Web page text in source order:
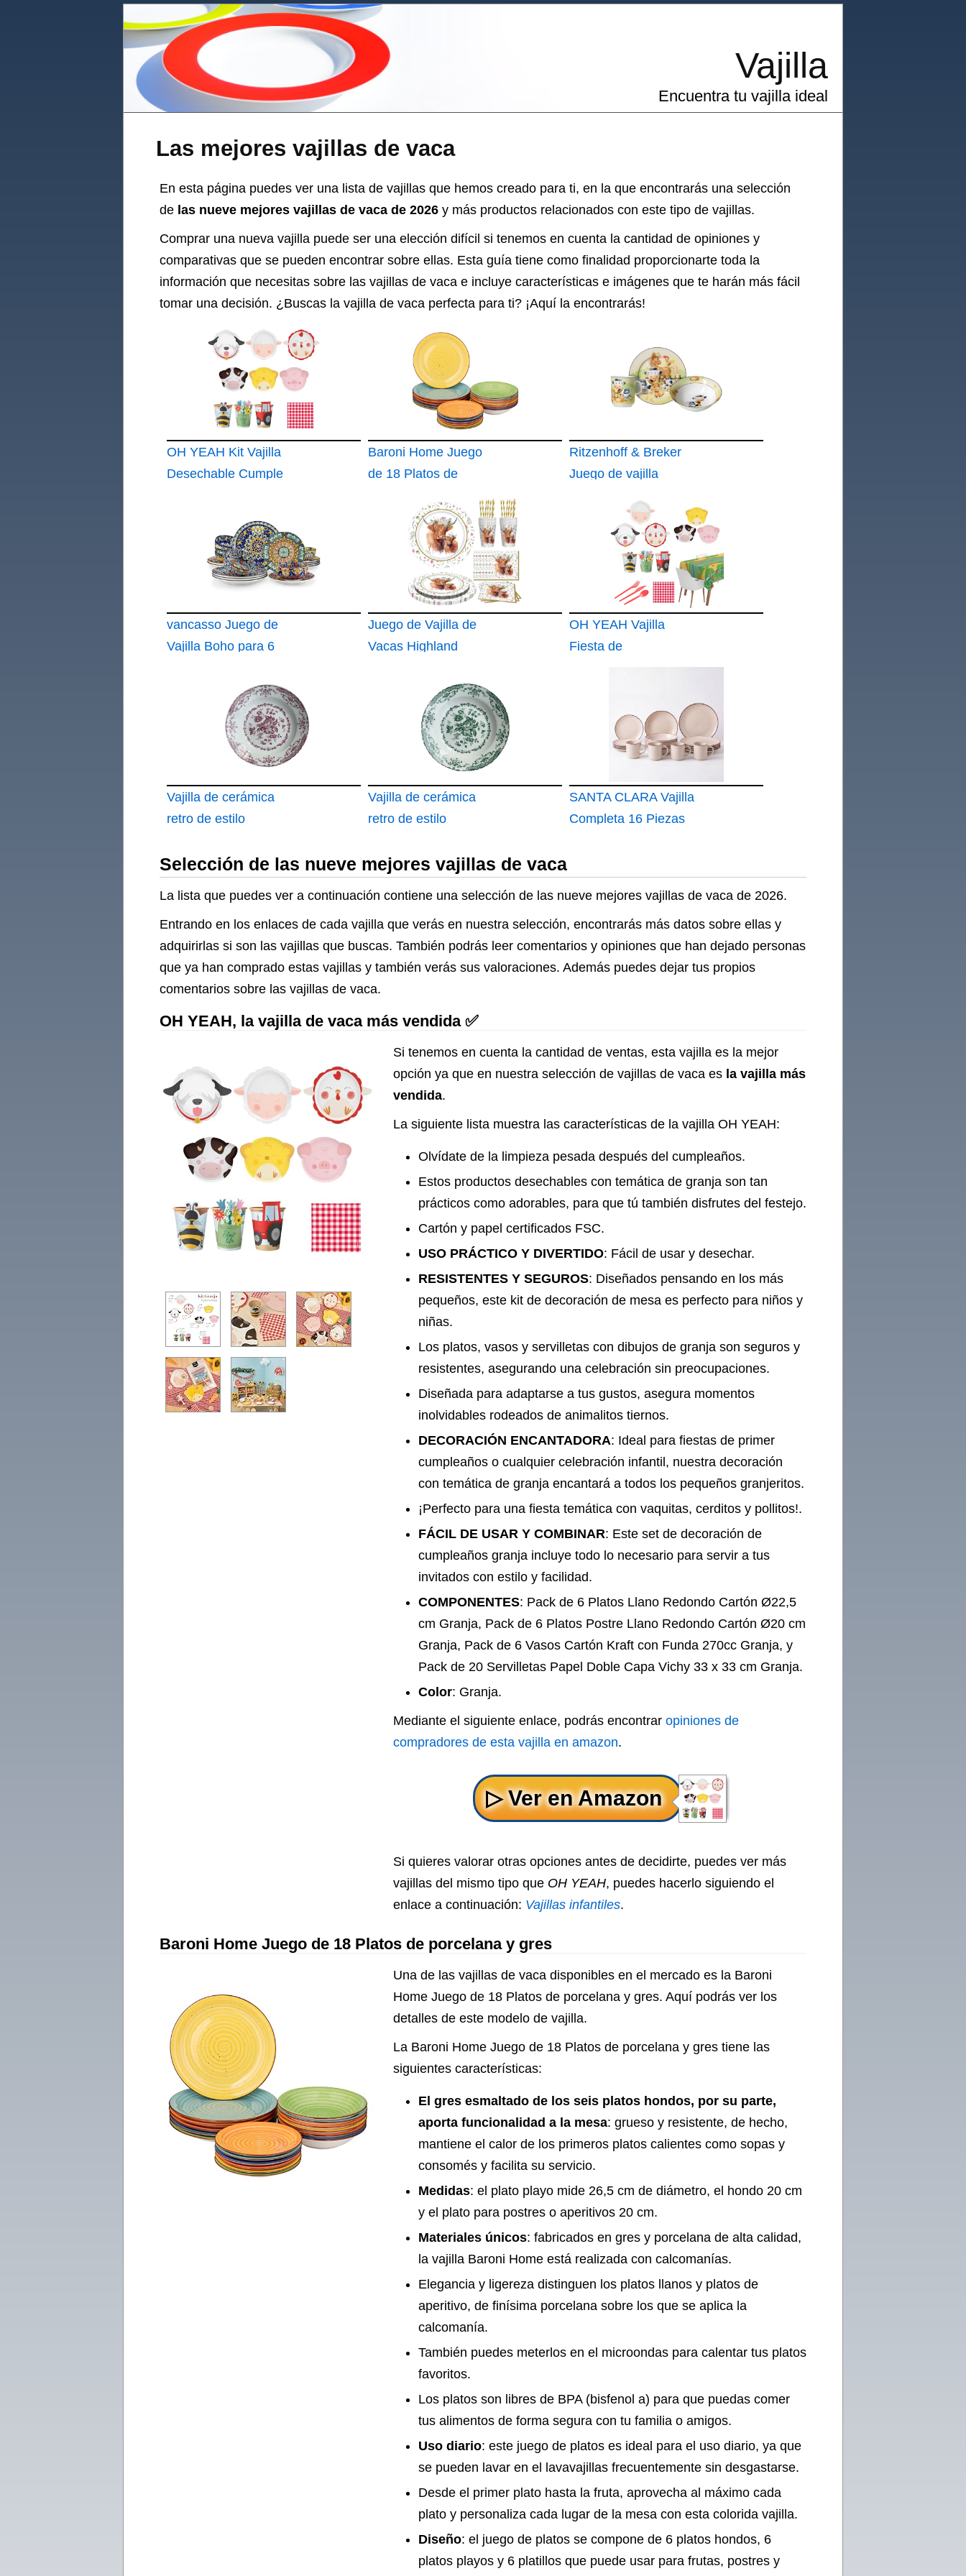
Las mejores vajillas de vaca
Vajilla
Encuentra tu vajilla ideal
En esta página puedes ver una lista de vajillas que hemos creado para ti, en la que encontrarás una selección
de las nueve mejores vajillas de vaca de 2026 y más productos relacionados con este tipo de vajillas.
Comprar una nueva vajilla puede ser una elección difícil si tenemos en cuenta la cantidad de opiniones y
comparativas que se pueden encontrar sobre ellas. Esta guía tiene como finalidad proporcionarte toda la
información que necesitas sobre las vajillas de vaca e incluye características e imágenes que te harán más fácil
tomar una decisión. ¿Buscas la vajilla de vaca perfecta para ti? ¡Aquí la encontrarás!
OH YEAH Kit Vajilla
Desechable Cumple
Personas 38 Piezas
Baroni Home Juego
de 18 Platos de
Ritzenhoff & Breker
Juego de vajilla
vancasso Juego de
Vajilla Boho para 6
Juego de Vajilla de
Vacas Highland
Fiesta de Vaca
OH YEAH Vajilla
Fiesta de
12 Personas 103
piezas Decoración
Vajilla Cumpleaños
Mesa Granja Platos y
Vasos para
Vajilla de cerámica
retro de estilo
Vajilla de cerámica
retro de estilo
SANTA CLARA Vajilla
Completa 16 Piezas
Selección de las nueve mejores vajillas de vaca
La lista que puedes ver a continuación contiene una selección de las nueve mejores vajillas de vaca de 2026.
Entrando en los enlaces de cada vajilla que verás en nuestra selección, encontrarás más datos sobre ellas y
adquirirlas si son las vajillas que buscas. También podrás leer comentarios y opiniones que han dejado personas
que ya han comprado estas vajillas y también verás sus valoraciones. Además puedes dejar tus propios
comentarios sobre las vajillas de vaca.
OH YEAH, la vajilla de vaca más vendida ✅
Si tenemos en cuenta la cantidad de ventas, esta vajilla es la mejor
opción ya que en nuestra selección de vajillas de vaca es la vajilla más
vendida.
La siguiente lista muestra las características de la vajilla OH YEAH:
Olvídate de la limpieza pesada después del cumpleaños.
Estos productos desechables con temática de granja son tan
prácticos como adorables, para que tú también disfrutes del festejo.
Cartón y papel certificados FSC.
USO PRÁCTICO Y DIVERTIDO: Fácil de usar y desechar.
RESISTENTES Y SEGUROS: Diseñados pensando en los más
pequeños, este kit de decoración de mesa es perfecto para niños y
niñas.
Los platos, vasos y servilletas con dibujos de granja son seguros y
resistentes, asegurando una celebración sin preocupaciones.
Diseñada para adaptarse a tus gustos, asegura momentos
inolvidables rodeados de animalitos tiernos.
DECORACIÓN ENCANTADORA: Ideal para fiestas de primer
cumpleaños o cualquier celebración infantil, nuestra decoración
con temática de granja encantará a todos los pequeños granjeritos.
¡Perfecto para una fiesta temática con vaquitas, cerditos y pollitos!.
FÁCIL DE USAR Y COMBINAR: Este set de decoración de
cumpleaños granja incluye todo lo necesario para servir a tus
invitados con estilo y facilidad.
COMPONENTES: Pack de 6 Platos Llano Redondo Cartón Ø22,5
cm Granja, Pack de 6 Platos Postre Llano Redondo Cartón Ø20 cm
Granja, Pack de 6 Vasos Cartón Kraft con Funda 270cc Granja, y
Pack de 20 Servilletas Papel Doble Capa Vichy 33 x 33 cm Granja.
Color: Granja.
Mediante el siguiente enlace, podrás encontrar opiniones de
compradores de esta vajilla en amazon.
Si quieres valorar otras opciones antes de decidirte, puedes ver más
vajillas del mismo tipo que OH YEAH, puedes hacerlo siguiendo el
enlace a continuación: Vajillas infantiles.
Baroni Home Juego de 18 Platos de porcelana y gres
Una de las vajillas de vaca disponibles en el mercado es la Baroni
Home Juego de 18 Platos de porcelana y gres. Aquí podrás ver los
detalles de este modelo de vajilla.
La Baroni Home Juego de 18 Platos de porcelana y gres tiene las
siguientes características:
El gres esmaltado de los seis platos hondos, por su parte,
aporta funcionalidad a la mesa: grueso y resistente, de hecho,
mantiene el calor de los primeros platos calientes como sopas y
consomés y facilita su servicio.
Medidas: el plato playo mide 26,5 cm de diámetro, el hondo 20 cm
y el plato para postres o aperitivos 20 cm.
Materiales únicos: fabricados en gres y porcelana de alta calidad,
la vajilla Baroni Home está realizada con calcomanías.
Elegancia y ligereza distinguen los platos llanos y platos de
aperitivo, de finísima porcelana sobre los que se aplica la
calcomanía.
También puedes meterlos en el microondas para calentar tus platos
favoritos.
Los platos son libres de BPA (bisfenol a) para que puedas comer
tus alimentos de forma segura con tu familia o amigos.
Uso diario: este juego de platos es ideal para el uso diario, ya que
se pueden lavar en el lavavajillas frecuentemente sin desgastarse.
Desde el primer plato hasta la fruta, aprovecha al máximo cada
plato y personaliza cada lugar de la mesa con esta colorida vajilla.
Diseño: el juego de platos se compone de 6 platos hondos, 6
platos playos y 6 platillos que puede usar para frutas, postres y